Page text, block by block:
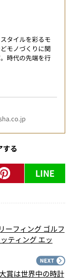
タイルを彩るモ
モノづくりに関
時代の先端を行
する
LINE
ーフィング ゴルフ
ティング エッ
賞は世界中の時計